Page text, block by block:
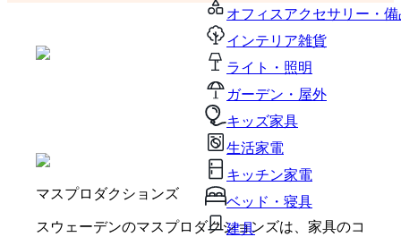
オフィスアクセサリー・備
インテリア雑貨
ライト・照明
ガーデン・屋外
キッズ家具
生活家電
キッチン家電
ベッド・寝具
建具
マスプロダクションズ
スウェーデンのマスプロダクションズは、家具のコ